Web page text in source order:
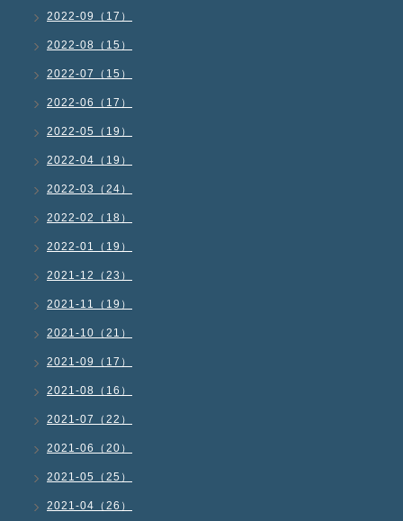
2022-09（17）
2022-08（15）
2022-07（15）
2022-06（17）
2022-05（19）
2022-04（19）
2022-03（24）
2022-02（18）
2022-01（19）
2021-12（23）
2021-11（19）
2021-10（21）
2021-09（17）
2021-08（16）
2021-07（22）
2021-06（20）
2021-05（25）
2021-04（26）